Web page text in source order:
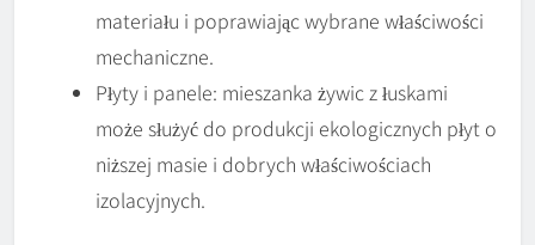
materiału i poprawiając wybrane właściwości
mechaniczne.
Płyty i panele: mieszanka żywic z łuskami
może służyć do produkcji ekologicznych płyt o
niższej masie i dobrych właściwościach
izolacyjnych.